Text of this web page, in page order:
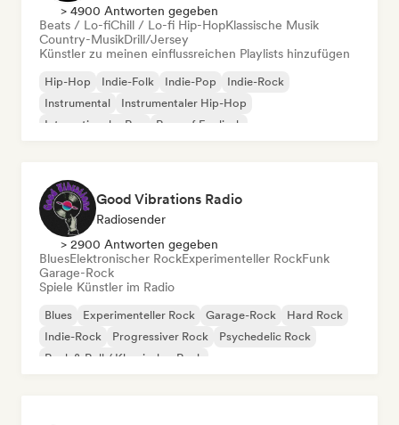
> 4900 Antworten gegeben
Beats / Lo-fiChill / Lo-fi Hip-HopKlassische Musik
Country-MusikDrill/Jersey
Künstler zu meinen einflussreichen Playlists hinzufügen
Hip-Hop Indie-Folk Indie-Pop
Indie-Rock
Instrumental
Instrumentaler Hip-Hop
Internationaler Rap
Rap auf Englisch
Good Vibrations Radio
Radiosender
> 2900 Antworten gegeben
BluesElektronischer RockExperimenteller RockFunk
Garage-Rock
Spiele Künstler im Radio
Blues Experimenteller Rock Garage-Rock
Hard Rock
Indie-Rock
Progressiver Rock
Psychedelic Rock
Rock & Roll / Klassischer Rock